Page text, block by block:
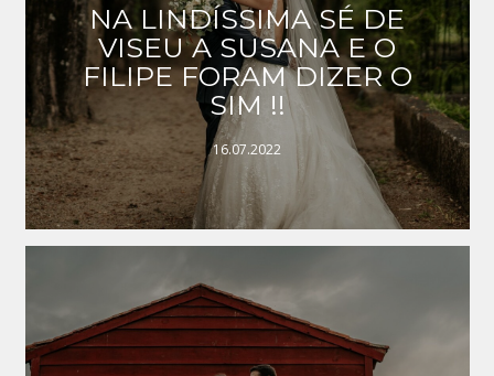
NA LINDÍSSIMA SÉ DE
VISEU A SUSANA E O
FILIPE FORAM DIZER O
SIM !!
16.07.2022